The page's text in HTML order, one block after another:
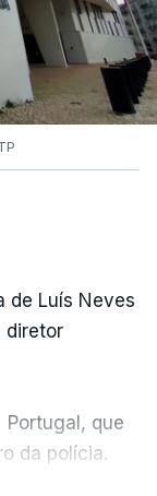
de Luís Neves
diretor
Portugal, que
da polícia.